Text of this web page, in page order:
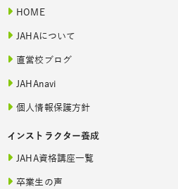
HOME
JAHAについて
直営校ブログ
JAHAnavi
個人情報保護方針
インストラクター養成
JAHA資格講座一覧
卒業生の声